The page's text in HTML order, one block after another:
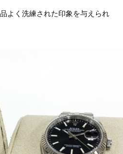
よく洗練された印象を与えられ